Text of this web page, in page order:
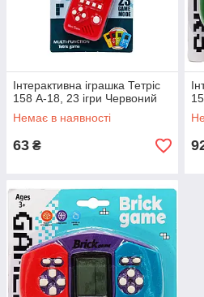
Інтерактивна іграшка Тетріс
158 A-18, 23 ігри Червоний
Немає в наявності
63 ₴